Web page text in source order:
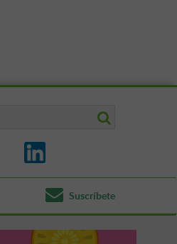
Suscríbete